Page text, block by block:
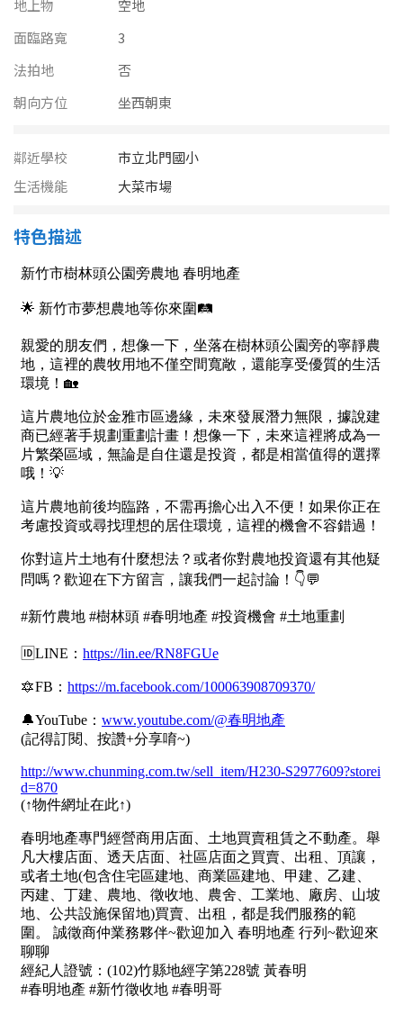
台南市
高雄市
屏東縣
台東縣
金門連江
60~70 坪
80坪以上
樓層
不拘
1樓 2樓
5~10樓 11~20樓
21樓以上
~ 樓
格局
不拘
1房
2房 3房
4房
屋齡
不拘
5 年以下
5-10 年
20-30 年 30-40 年
40 年以上
售價
地上物
空地
面臨路寬
3
法拍地
否
朝向方位
坐西朝東
鄰近學校
市立北門國小
生活機能
大菜市場
特色描述